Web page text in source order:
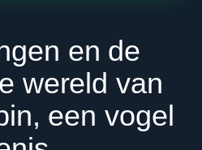
en de
wereld van
een vogel